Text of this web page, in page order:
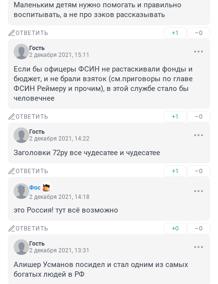
Маленьким детям нужно помогать и правильно
воспитывать, а не про зэков рассказывать
ОТВЕТИТЬ +1 –0
Гость
2 декабря 2021, 15:11
Если бы офицеры ФСИН не растаскивали фонды и
бюджет, и не брали взяток (см.приговоры по главе
ФСИН Реймеру и прочим), в этой службе стало бы
человечнее
ОТВЕТИТЬ +1 –0
Гость
2 декабря 2021, 14:22
Заголовки 72ру все чудесатее и чудесатее
ОТВЕТИТЬ +1 –0
Фос
2 декабря 2021, 14:18
это Россия! тут всё возможно
ОТВЕТИТЬ +0 –0
Гость
2 декабря 2021, 13:31
Алишер Усманов посидел и стал одним из самых
богатых людей в РФ